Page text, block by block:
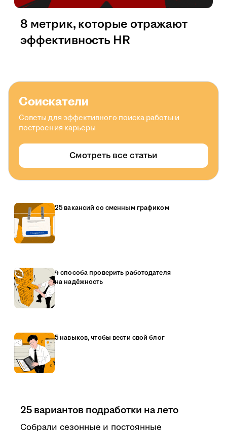
8 метрик, которые отражают
эффективность HR
Соискатели
Советы для эффективного поиска работы и
построения карьеры
Смотреть все статьи
25 вакансий со сменным графиком
4 способа проверить работодателя
на надёжность
5 навыков, чтобы вести свой блог
25 вариантов подработки на лето
Собрали сезонные и постоянные